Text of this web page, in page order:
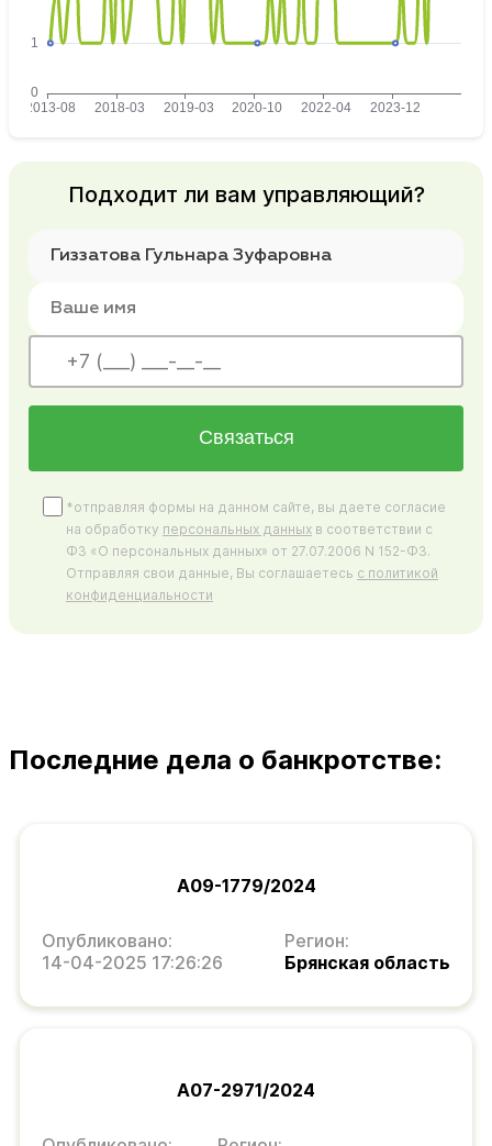
Подходит ли вам управляющий?
Связаться
*отправляя формы на данном сайте, вы даете согласие
на обработку персональных данных в соответствии с
ФЗ «О персональных данных» от 27.07.2006 N 152-ФЗ.
Отправляя свои данные, Вы соглашаетесь с политикой
конфиденциальности
Последние дела о банкротстве:
А09-1779/2024
Опубликовано:
14-04-2025 17:26:26
Регион:
Брянская область
А07-2971/2024